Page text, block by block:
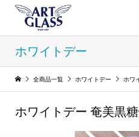
ホワイトデー
全商品一覧 ホワイトデー ホワ
ホワイトデー 奄美黒